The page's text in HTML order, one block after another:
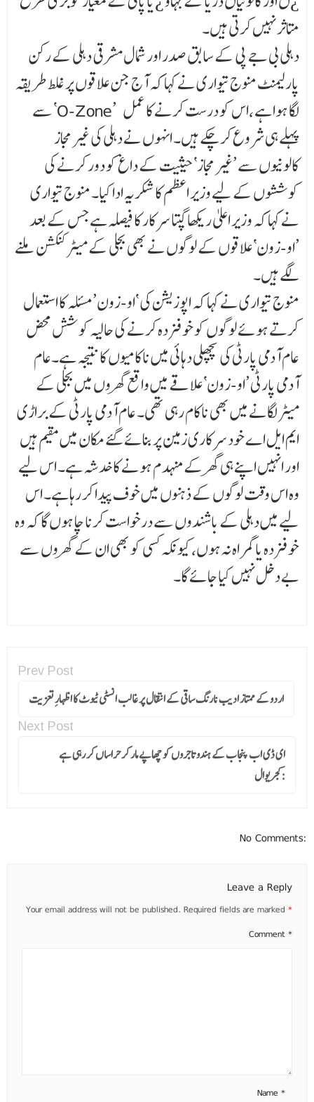
متاثر نہیں کرتی ہیں۔
دہلی بی جے پی کے سابق صدر اور شمال مشرقی دہلی کے رکن
پارلیمنٹ منوج تیواری نے کہا کہ آج جن علاقوں پر غلط طریقہ
سے ‘O-Zone’ لگا ہوا ہے ،اس کو درست کرنے کا عمل
پہلے ہی شروع کر چکے ہیں۔ انہوں نے دہلی کی غیر مجاز
کالونیوں سے ’غیر مجاز‘ حیثیت کے داغ کو دور کرنے کی
کوششوں کے لیے وزیر اعظم کا شکریہ ادا کیا۔ منوج تیواری
نے کہا کہ وزیر اعلیٰ ریکھا گپتا سرکار کا فیصلہ ہے جس کے بعد
’او-زون‘ علاقوں کے لوگوں نے بھی بجلی کے میٹر کنکشن ملنے
لگے ہیں۔
منوج تیواری نے کہا کہ اپوزیشن کی ‘او-زون’ مسئلہ کا استعمال
کرتے ہوئے لوگوں کو خوفزدہ کرنے کی حالیہ کوشش محض
عام آدمی پارٹی کی پچھلی دہائی میں ناکامیوں کا نتیجہ ہے۔عام
آدمی پارٹی ’او-زون‘ علاقے میں واقع گھروں میں بجلی کے
میٹر لگانے میں بھی ناکام رہی تھی۔ عام آدمی پارٹی کے براڑی
ایم ایل اے خود سرکاری زمین پر بنائے گئے مکان میں مقیم ہیں
اور انہیں اپنے ہی گھر کے منہدم ہونے کا خدشہ ہے۔ اس لیے
وہ اس وقت لوگوں کے ذہنوں میں خوف پیدا کر رہا ہے۔ اس
لیے میں دہلی کے باشندوں سے درخواست کرنا چاہوں گا کہ وہ
خوفزدہ یا گمراہ نہ ہوں، کیونکہ کسی کو بھی ان کے گھروں سے
بے دخل نہیں کیا جائے گا۔
Prev Post
اردو کے ممتاز ادیب نارنگ ساقی کے انتقال پر غالب انسٹی ٹیوٹ کا اظہارِ تعزیت
Next Post
ای ڈی اب پنجاب کے ہندو تاجروں کو چھاپے مار کر حراساں کر رہی ہے
:کجریوال
No Comments:
Leave a Reply
Your email address will not be published. Required fields are marked *
Comment *
Name *